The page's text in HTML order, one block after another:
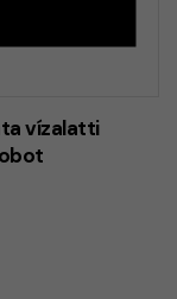
vízalatti